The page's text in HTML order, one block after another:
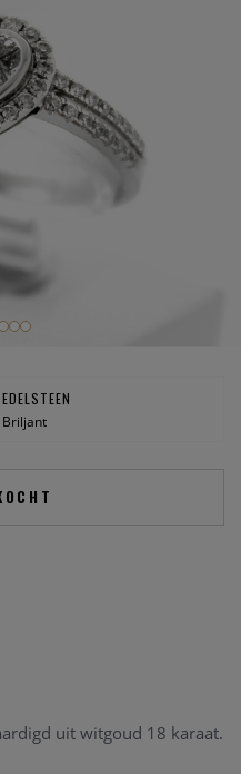
EDELSTEEN
Briljant
uit witgoud 18 karaat.